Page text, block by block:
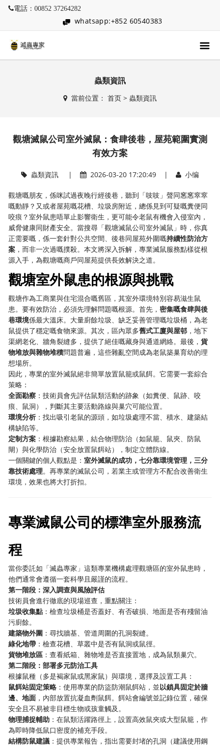
電話：00852 37264282
whatsapp:+852 60540383
蟲類資訊
當前位置： 首页> 蟲類資訊
觀塘滅鼠公司室外滅鼠：食肆後巷，屋苑範圍實測
有效方案
蟲類資訊| 2026-03-20 17:20:49 | 小编
觀塘嘅朋友，係咪試過夜晚行經後巷，聽到「吱吱」聲同窸窸窣窣
嘅動靜？又或者屋苑嘅花槽、垃圾房附近，總係見到可疑嘅糞便同
咬痕？室外鼠患唔單止影響衛生，更可能令老鼠有機會入侵室內，
威脅健康同財產安全。當搜尋「觀塘滅鼠公司室外滅鼠」時，你真
正需要嘅，係一套針對公共空間、後巷同屋苑外圍嘅持續性防治方
案 ，而非一次過嘅撲殺。本文將深入拆解，專業滅鼠服務點樣從根
源入手，為觀塘嘅商戶同屋苑提供長效解決之道。
觀塘室外鼠患的根源與挑戰
觀塘作為工商業與住宅混合嘅舊區，其室外環境特別容易滋生鼠
患。要有效防治，必須先理解問題嘅根源。首先，密集嘅食肆與後
巷環境係最大溫床。大量廚餘垃圾、缺乏妥善管理嘅垃圾桶，為老
鼠提供了穩定嘅食物來源。其次，區內眾多舊式工廈與屋邨 ，地下
渠網老化、牆角裂縫多，提供了絕佳嘅藏身與通道網絡。最後，貨
物堆放與雜物堆積問題普遍，這些雜亂空間成為老鼠築巢育幼的理
想場所。
因此，專業的室外滅鼠絕非簡單放置鼠籠或鼠餌。它需要一套綜合
策略：
全面勘察 ：技術員會先評估鼠類活動的跡象（如糞便、鼠跡、咬
痕、鼠洞），判斷其主要活動路線與巢穴可能位置。
環境分析：找出吸引老鼠的源頭，如垃圾處理不當、積水、建築結
構缺陷等。
定制方案 ：根據勘察結果，結合物理防治（如鼠籠、鼠夾、防鼠
閘）與化學防治（安全放置鼠餌站），制定立體防線。
一個關鍵的個人觀點是：室外滅鼠的成功，七分靠環境管理，三分
靠技術處理。再專業的滅鼠公司，若業主或管理方不配合改善衛生
環境，效果也將大打折扣。
專業滅鼠公司的標準室外服務流
程
當你委託如「滅蟲專家」這類專業機構處理觀塘區的室外鼠患時，
他們通常會遵循一套科學且嚴謹的流程。
第一階段：深入調查與風險評估
技術員會進行徹底的現場巡查，重點關注：
垃圾收集點 ：檢查垃圾桶是否蓋好、有否破損、地面是否有殘留油
污廚餘。
建築物外圍 ：尋找牆基、管道周圍的孔洞裂縫。
綠化地帶 ：檢查花槽、草叢中是否有鼠洞或鼠徑。
貨物堆放區 ：查看紙箱、雜物堆是否直接置地，成為鼠類巢穴。
第二階段：部署多元防治工具
根據鼠種（多是褐家鼠或黑家鼠）與環境，選擇及設置工具：
鼠餌站固定策略 ：使用專業的防盜防潮鼠餌站，並以鎖具固定於牆
邊、地面 ，內部放置抗凝血劑鼠餌。餌站會編號並記錄位置，確保
安全且不易被非目標生物或孩童觸及。
物理捕捉輔助 ：在鼠類活躍路徑上，設置高效鼠夾或大型鼠籠，作
為即時降低鼠口密度的補充手段。
結構防鼠建議 ：提供專業報告，指出需要封堵的孔洞（建議使用鋼